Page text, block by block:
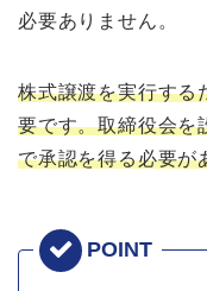
必要ありません。
株式譲渡を実行する
要です。取締役会を
で承認を得る必要が